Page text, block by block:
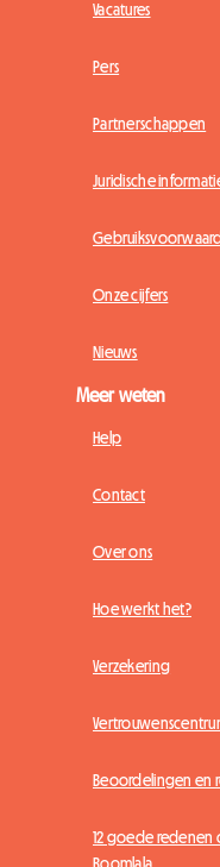
Vacatures
Pers
Partnerschappen
Juridische
Onze cijfers
Nieuws
Meer weten
Help
Contact
Over ons
Hoe werkt het?
Verzekering
Beoordelingen en
12 goede redenen